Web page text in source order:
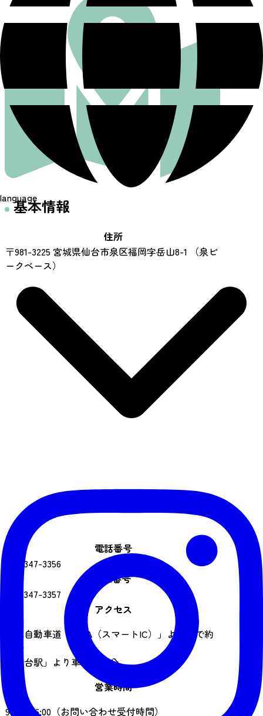
language
基本情報
住所
〒981-3225 宮城県仙台市泉区福岡字岳山8-1 （泉ピ
ークベース）
電話番号
022-347-3356
FAX番号
022-347-3357
アクセス
東北自動車道「泉PA（スマートIC）」より車で約
23分
「仙台駅」より車で約45分
営業時間
9:00～16:00（お問い合わせ受付時間）